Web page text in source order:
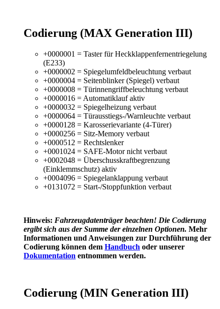
Codierung (MAX Generation III)
+0000001 = Taster für Heckklappenfernentriegelung
(E233)
+0000002 = Spiegelumfeldbeleuchtung verbaut
+0000004 = Seitenblinker (Spiegel) verbaut
+0000008 = Türinnengriffbeleuchtung verbaut
+0000016 = Automatiklauf aktiv
+0000032 = Spiegelheizung verbaut
+0000064 = Türausstiegs-/Warnleuchte verbaut
+0000128 = Karosserievariante (4-Türer)
+0000256 = Sitz-Memory verbaut
+0000512 = Rechtslenker
+0001024 = SAFE-Motor nicht verbaut
+0002048 = Überschusskraftbegrenzung
(Einklemmschutz) aktiv
+0004096 = Spiegelanklappung verbaut
+0131072 = Start-/Stoppfunktion verbaut
Hinweis: Fahrzeugdatenträgerbeachten! Die Codierung
ergibt sich aus der Summe der einzelnen Optionen. Mehr
Informationen und Anweisungen zur Durchführung der
Codierung können dem Handbuch oder unserer
Dokumentation entnommen werden.
Codierung (MIN Generation III)